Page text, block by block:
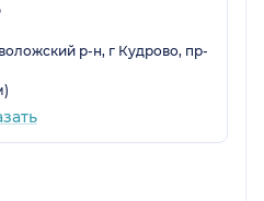
р-н, г Кудрово, пр-